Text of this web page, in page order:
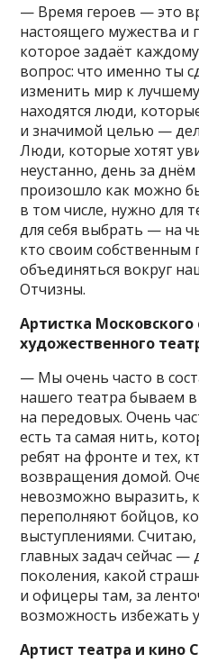
— Время героев — это
настоящего мужества и
которое задаёт
вопрос: что именно ты
изменить мир к
находятся люди,
и значимой целью —
Люди, которые хотят
неустанно, день за
произошло как можно
в том числе, нужно для
для себя выбрать — на
кто своим
объединяться вокруг
Отчизны.
Артистка
художественного
— Мы очень часто в
нашего театра бываем
на передовых. Очень
есть та самая нить,
ребят на фронте и тех,
возвращения домой.
невозможно выразить,
переполняют бойцов,
выступлениями.
главных задач сейчас
поколения, какой
и офицеры там, за
возможность избежать
Артист театра и кино